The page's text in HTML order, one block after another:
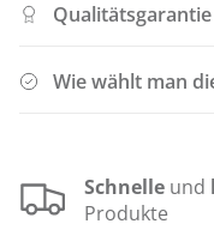
Qualitätsgarantie
Wie wählt man
Schnelle und
Produkte